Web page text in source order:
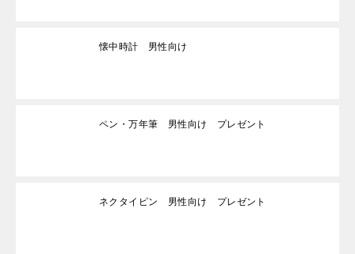
懐中時計 男性向け
ペン・万年筆 男性向け プレゼント
ネクタイピン 男性向け プレゼント